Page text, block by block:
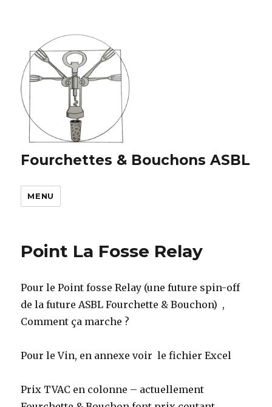
Fourchettes & Bouchons ASBL
MENU
Point La Fosse Relay
Pour le Point fosse Relay (une future spin-off
de la future ASBL Fourchette & Bouchon) ,
Comment ça marche ?
Pour le Vin, en annexe voir le fichier Excel
Prix TVAC en colonne – actuellement